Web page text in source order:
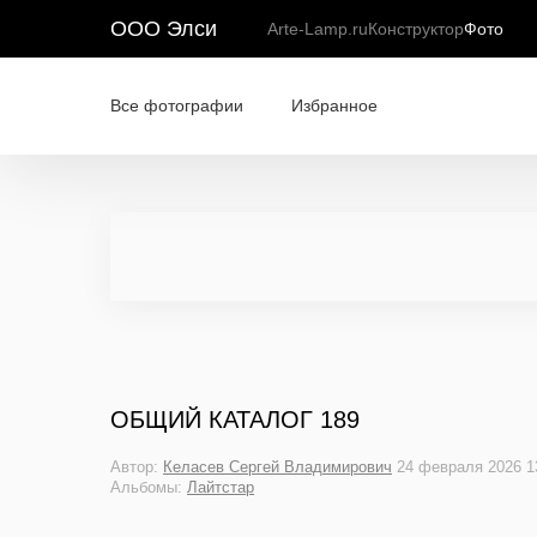
ООО Элси Arte-Lamp.ruКонструкторФото
Все фотографии Избранное
ОБЩИЙ КАТАЛОГ 189
Автор: Келасев Сергей Владимирович 24 февраля 2026
Альбомы: Лайтстар